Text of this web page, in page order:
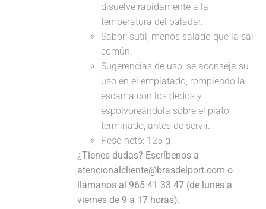
disuelve rápidamente a la
temperatura del paladar.
Sabor: sutil, menos salado que la sal
común.
Sugerencias de uso: se aconseja su
uso en el emplatado, rompiendo la
escama con los dedos y
espolvoreándola sobre el plato
terminado, antes de servir.
Peso neto: 125 g
¿Tienes dudas? Escríbenos a
atencionalcliente@brasdelport.com o
llámanos al 965 41 33 47 (de lunes a
viernes de 9 a 17 horas).